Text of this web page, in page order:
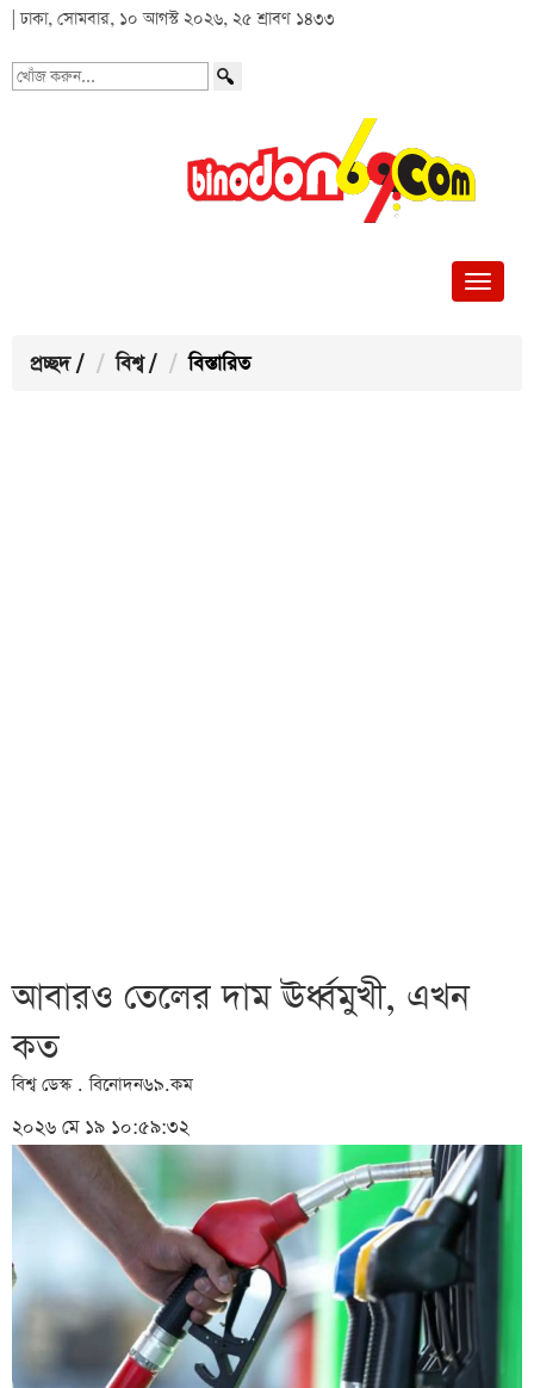
| ঢাকা, সোমবার, ১০ আগস্ট ২০২৬, ২৫ শ্রাবণ ১৪৩৩
খোঁজ
প্রচ্ছদ / বিশ্ব / বিস্তারিত
আবারও তেলের দাম ঊর্ধ্বমুখী, এখন
কত
বিশ্ব ডেস্ক . বিনোদন৬৯.কম
২০২৬ মে ১৯ ১০:৫৯:৩২